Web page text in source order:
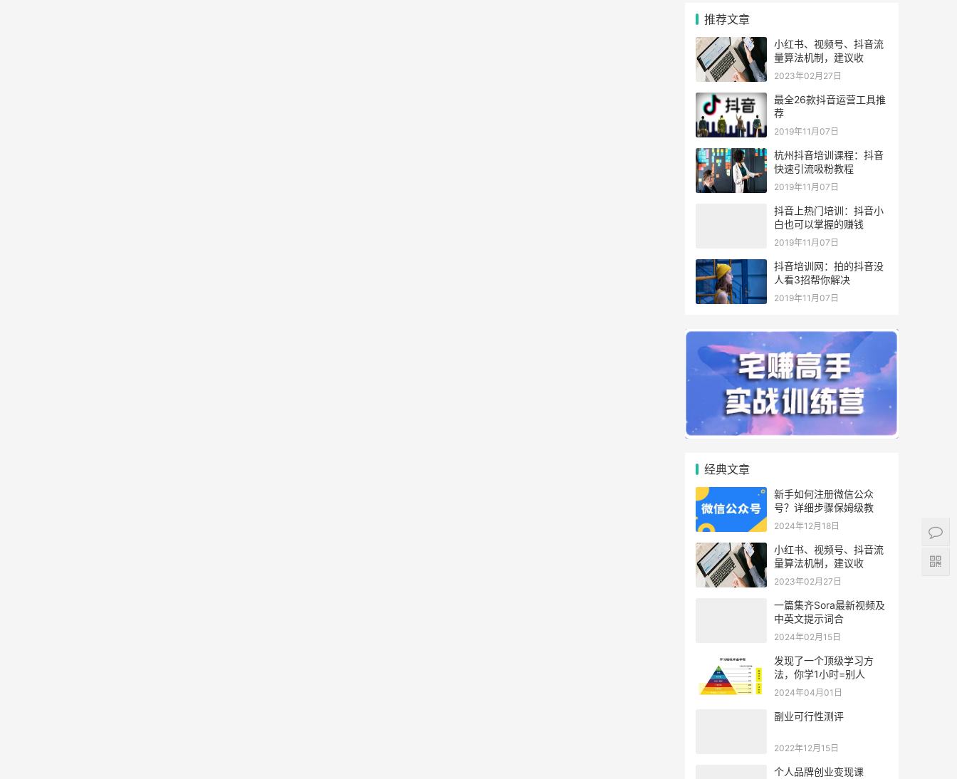
推荐文章
小红书、视频号、抖音流
量算法机制，建议收
2023年02月27日
最全26款抖音运营工具推
荐
2019年11月07日
杭州抖音培训课程：抖音
快速引流吸粉教程
2019年11月07日
抖音上热门培训：抖音小
白也可以掌握的赚钱
2019年11月07日
抖音培训网：拍的抖音没
人看3招帮你解决
2019年11月07日
经典文章
新手如何注册微信公众
号？详细步骤保姆级教
2024年12月18日
小红书、视频号、抖音流
量算法机制，建议收
2023年02月27日
一篇集齐Sora最新视频及
中英文提示词合
2024年02月15日
发现了一个顶级学习方
法，你学1小时=别人
2024年04月01日
副业可行性测评
2022年12月15日
个人品牌创业变现课